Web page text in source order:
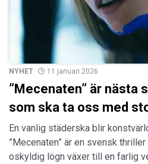
NYHET 11 januari 2026
”Mecenaten” är nästa
som ska ta oss med
En vanlig städerska blir
”Mecenaten” är en svensk
oskyldig lögn växer till en farlig